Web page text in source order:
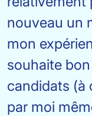
nouveau un
mon
souhaite
candidats (à
par moi